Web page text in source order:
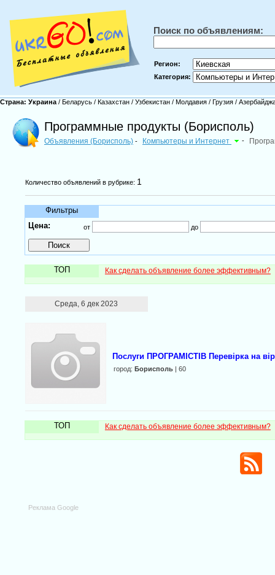
Поиск по объявлениям:
Регион:
Категория:
Страна: Украина / Беларусь / Казахстан / Узбекистан / Молдавия / Грузия /
Программные продукты (Борисполь)
Объявления (Борисполь) - Компьютеры и Интернет -
Количество объявлений в рубрике: 1
Фильтры
Цена:
от до
ТОП Как сделать объявление более эффективным?
Среда, 6 дек 2023
Послуги ПРОГРАМІСТІВ Перевірка на
город: Борисполь| 60
ТОП Как сделать объявление более эффективным?
Реклама Google